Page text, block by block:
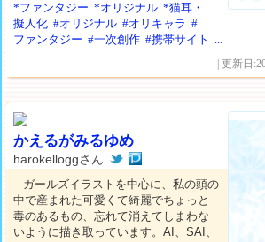
*ファンタジー *オリジナル *猫耳・
擬人化 #オリジナル #オリキャラ #
ファンタジー #一次創作 #携帯サイト ...
| 更新日
かえるがみるゆめ
harokelloggさん
ガールズイラストを中心に、私の頭の
中で産まれた可愛くて綺麗でちょっと
毒のあるもの、忘れて消えてしまわな
いように描き取っています。AI、SAI、